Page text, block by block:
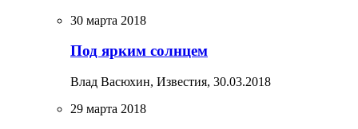
30 марта 2018
Под ярким солнцем
Влад Васюхин, Известия, 30.03.2018
29 марта 2018